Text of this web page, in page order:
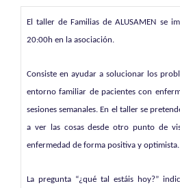
El taller de Familias de ALUSAMEN se
20:00h en la asociación.
Consiste en ayudar a solucionar los
entorno familiar de pacientes con
sesiones semanales. En el taller se
a ver las cosas desde otro punto de
enfermedad de forma positiva y optimista.
La pregunta “¿qué tal estáis hoy?”